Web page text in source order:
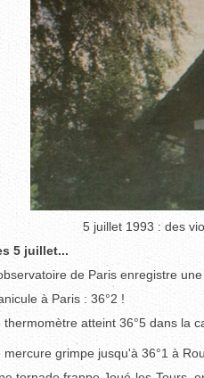
5 juillet 1993 : des
5 juillet...
de Paris enregistre
à Paris : 36°2 !
thermomètre atteint 36°5 dans la
mercure grimpe jusqu'à 36°1 à